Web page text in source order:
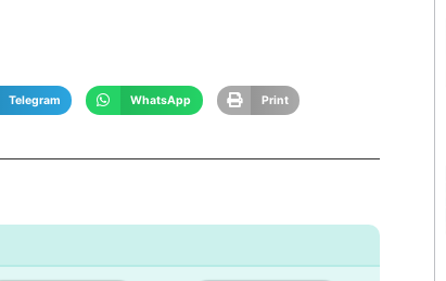
Telegram WhatsApp Print